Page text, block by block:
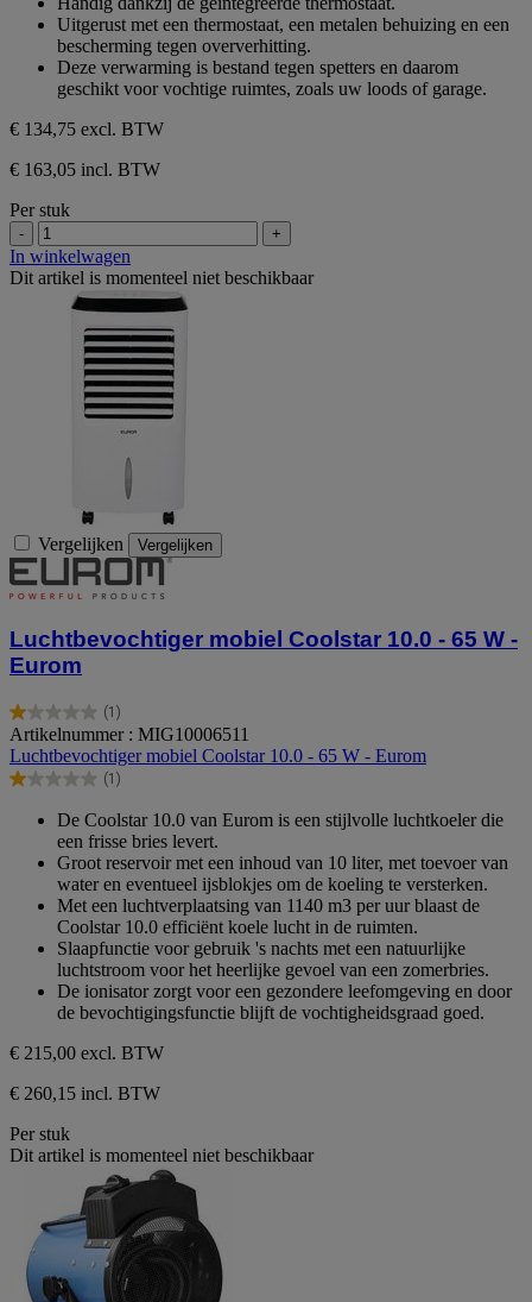
beoordelingen
Uitgerust met een thermostaat, een metalen behuizing en een
bescherming tegen oververhitting.
Deze verwarming is bestand tegen spetters en daarom
geschikt voor vochtige ruimtes, zoals uw loods of garage.
€ 134,75 excl. BTW
€ 163,05 incl. BTW
Per stuk
- +
In winkelwagen
Dit artikel is momenteel niet beschikbaar
Vergelijken Vergelijken
Luchtbevochtiger mobiel Coolstar 10.0 - 65 W -
Eurom
(1)
1.0
van
de
5
beoordeling
Artikelnummer : MIG10006511
Luchtbevochtiger mobiel Coolstar 10.0 - 65 W - Eurom
(1)
1.0
sterren.
beoordeling
De Coolstar 10.0 van Eurom is een stijlvolle luchtkoeler die
een frisse bries levert.
Groot reservoir met een inhoud van 10 liter, met toevoer van
water en eventueel ijsblokjes om de koeling te versterken.
Met een luchtverplaatsing van 1140 m3 per uur blaast de
Coolstar 10.0 efficiënt koele lucht in de ruimten.
Slaapfunctie voor gebruik 's nachts met een natuurlijke
luchtstroom voor het heerlijke gevoel van een zomerbries.
De ionisator zorgt voor een gezondere leefomgeving en door
de bevochtigingsfunctie blijft de vochtigheidsgraad goed.
€ 215,00 excl. BTW
€ 260,15 incl. BTW
Per stuk
Dit artikel is momenteel niet beschikbaar